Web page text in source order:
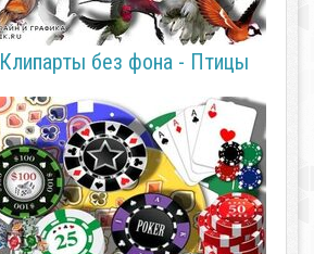
Клипарты без фона - Птицы